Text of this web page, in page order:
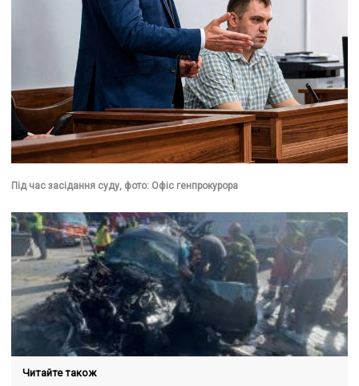
Під час засідання суду, фото: Офіс генпрокурора
Читайте також